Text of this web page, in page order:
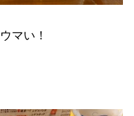
マい！